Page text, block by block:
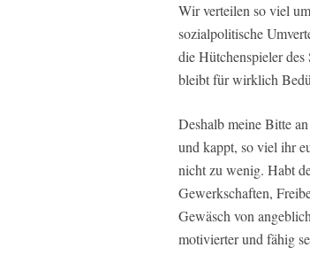
Wir verteilen so viel
sozialpolitische
die Hütchenspieler
bleibt für wirklich
Deshalb meine Bitte
und kappt, so viel ihr
nicht zu wenig. Habt
Gewerkschaften,
Gewäsch von
motivierter und fähig